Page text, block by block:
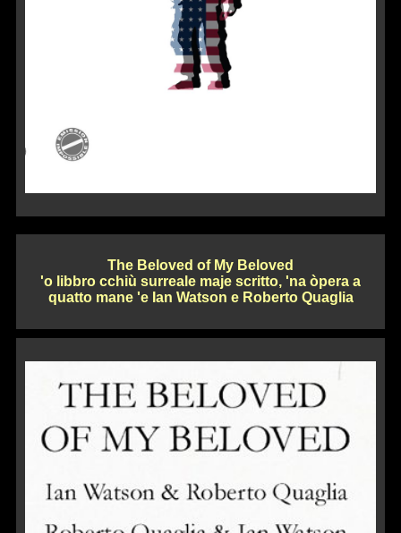
The Beloved of My Beloved
'o libbro cchiù surreale maje scritto, 'na òpera a
quatto mane 'e Ian Watson e Roberto Quaglia